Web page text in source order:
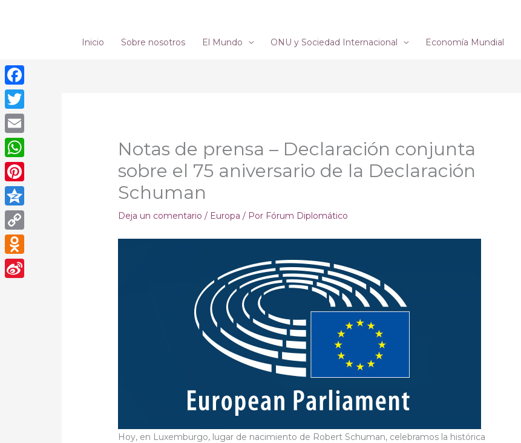
Inicio Sobre nosotros El Mundo ONU y Sociedad Internacional Economía Mundial
Notas de prensa – Declaración conjunta
sobre el 75 aniversario de la Declaración
Schuman
Deja un comentario / Europa / Por Fórum Diplomático
Hoy, en Luxemburgo, lugar de nacimiento de Robert Schuman, celebramos la histórica
Facebook
Twitter
Email
WhatsApp
Pinterest
Qzone
Copy
Link
Odnoklassniki